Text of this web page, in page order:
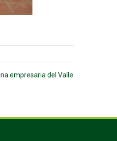
empresaria del Valle